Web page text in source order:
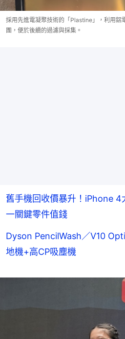
採用先進電凝聚技術的「Plastine」，利用鋁
團，便於後續的過濾與採集。
舊手機回收價暴升！iPhone
一關鍵零件值錢
Dyson PencilWash／V10
地機+高CP吸塵機